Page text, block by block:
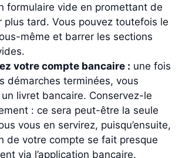
formulaire vide en promettant de
plus tard. Vous pouvez toutefois le
même et barrer les sections
votre compte bancaire : une fois
démarches terminées, vous
livret bancaire. Conservez-le
: ce sera peut-être la seule
vous en servirez, puisqu’ensuite,
de votre compte se fait presque
via l’application bancaire.